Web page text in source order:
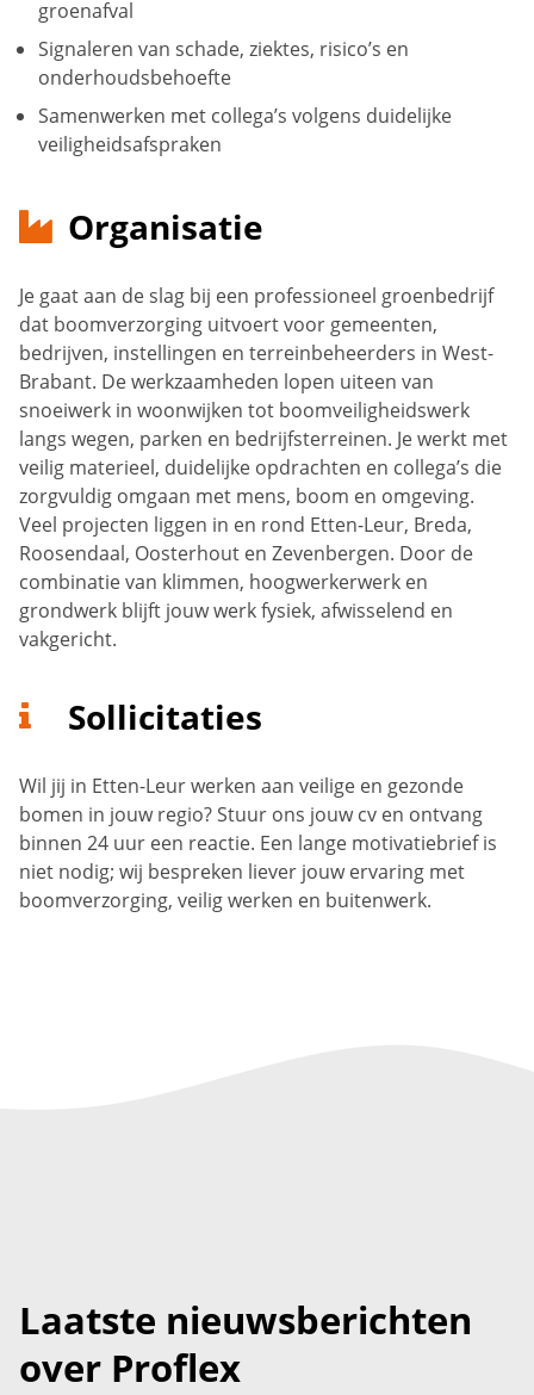
groenafval
Signaleren van schade, ziektes, risico’s en
onderhoudsbehoefte
Samenwerken met collega’s volgens duidelijke
veiligheidsafspraken
Organisatie
Je gaat aan de slag bij een professioneel groenbedrijf
dat boomverzorging uitvoert voor gemeenten,
bedrijven, instellingen en terreinbeheerders in West-
Brabant. De werkzaamheden lopen uiteen van
snoeiwerk in woonwijken tot boomveiligheidswerk
langs wegen, parken en bedrijfsterreinen. Je werkt met
veilig materieel, duidelijke opdrachten en collega’s die
zorgvuldig omgaan met mens, boom en omgeving.
Veel projecten liggen in en rond Etten-Leur, Breda,
Roosendaal, Oosterhout en Zevenbergen. Door de
combinatie van klimmen, hoogwerkerwerk en
grondwerk blijft jouw werk fysiek, afwisselend en
vakgericht.
Sollicitaties
Wil jij in Etten-Leur werken aan veilige en gezonde
bomen in jouw regio? Stuur ons jouw cv en ontvang
binnen 24 uur een reactie. Een lange motivatiebrief is
niet nodig; wij bespreken liever jouw ervaring met
boomverzorging, veilig werken en buitenwerk.
Laatste nieuwsberichten
over Proflex